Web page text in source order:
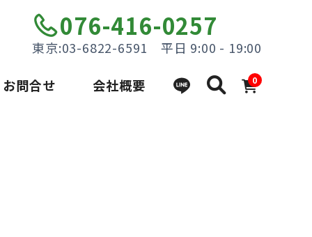
076-416-0257
東京:03-6822-6591 平日 9:00 - 19:00
0
お問合せ 会社概要